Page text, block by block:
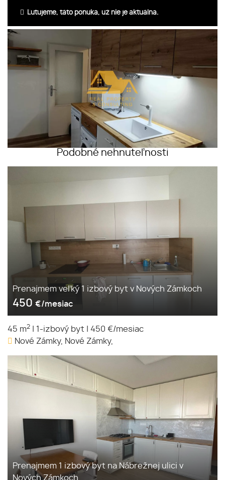
Ľutujeme, táto ponuka, už nie je aktuálna.
Podobné nehnuteľnosti
Prenajmem veľký 1 izbový byt v Nových Zámkoch
450 €/mesiac
45 m2 1-izbový byt
450 €/mesiac
Nové Zámky, Nové Zámky,
Prenajmem 1 izbový byt na Nábrežnej ulici v
Nových Zámkoch